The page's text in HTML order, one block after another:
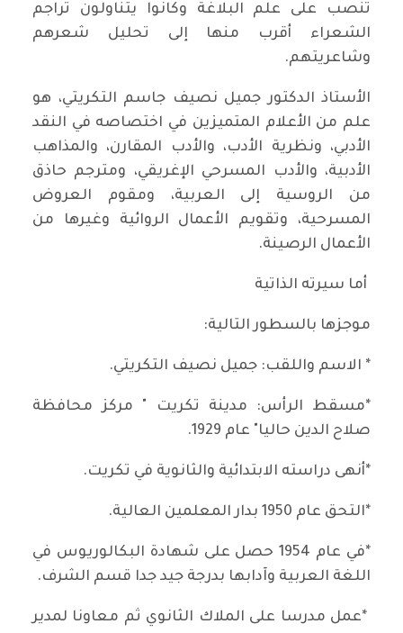
تنصب على علم البلاغة وكانوا يتناولون تراجم
الشعراء أقرب منها إلى تحليل شعرهم
وشاعريتهم.
الأستاذ الدكتور جميل نصيف جاسم التكريتي، هو
علم من الأعلام المتميزين في اختصاصه في النقد
الأدبي، ونظرية الأدب، والأدب المقارن، والمذاهب
الأدبية، والأدب المسرحي الإغريقي، ومترجم حاذق
من الروسية إلى العربية، ومقوم العروض
المسرحية، وتقويم الأعمال الروائية وغيرها من
الأعمال الرصينة.
أما سيرته الذاتية
موجزها بالسطور التالية:
* الاسم واللقب: جميل نصيف التكريتي.
*مسقط الرأس: مدينة تكريت " مركز محافظة
صلاح الدين حاليا" عام 1929.
*أنهى دراسته الابتدائية والثانوية في تكريت.
*التحق عام 1950 بدار المعلمين العالية.
*في عام 1954 حصل على شهادة البكالوريوس في
اللغة العربية وآدابها بدرجة جيد جدا قسم الشرف.
*عمل مدرسا على الملاك الثانوي ثم معاونا لمدير